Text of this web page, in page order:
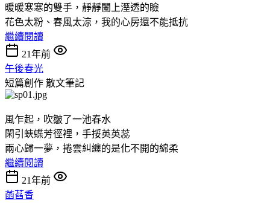
暖暖寒寒的雙手，靜靜闔上溼透的瞼
花色太粉、春風太涼，我的心房還不能抵抗
繼續閱讀
21年前
午後春光
短篇創作 散文筆記
風乍起，吹皺了一池春水
閑引蛺蝶芳徑裡，手挼英英蕊
兩心歸一夢，捲雲糾纏的是化不開的綿柔
繼續閱讀
21年前
菡萏香